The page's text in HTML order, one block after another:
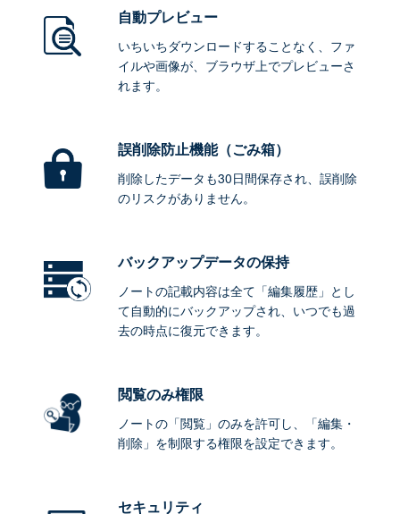
自動プレビュー
いちいちダウンロードすることなく、ファ
イルや画像が、ブラウザ上でプレビューさ
れます。
誤削除防止機能（ごみ箱）
削除したデータも30日間保存され、誤削除
のリスクがありません。
バックアップデータの保持
ノートの記載内容は全て「編集履歴」とし
て自動的にバックアップされ、いつでも過
去の時点に復元できます。
閲覧のみ権限
ノートの「閲覧」のみを許可し、「編集・
削除」を制限する権限を設定できます。
セキュリティ